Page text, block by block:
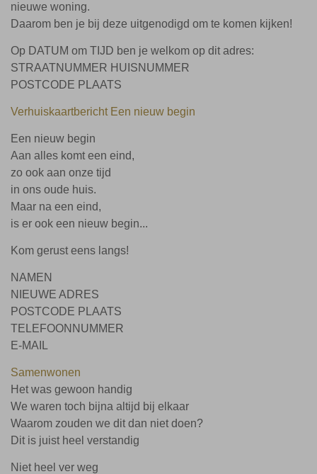
nieuwe woning.
Daarom ben je bij deze uitgenodigd om te komen kijken!
Op DATUM om TIJD ben je welkom op dit adres:
STRAATNUMMER HUISNUMMER
POSTCODE PLAATS
Verhuiskaartbericht Een nieuw begin
Een nieuw begin
Aan alles komt een eind,
zo ook aan onze tijd
in ons oude huis.
Maar na een eind,
is er ook een nieuw begin...
Kom gerust eens langs!
NAMEN
NIEUWE ADRES
POSTCODE PLAATS
TELEFOONNUMMER
E-MAIL
Samenwonen
Het was gewoon handig
We waren toch bijna altijd bij elkaar
Waarom zouden we dit dan niet doen?
Dit is juist heel verstandig
Niet heel ver weg